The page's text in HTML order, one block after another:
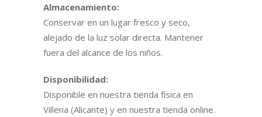
Almacenamiento:
Conservar en un lugar fresco y seco,
alejado de la luz solar directa. Mantener
fuera del alcance de los niños.
Disponibilidad:
Disponible en nuestra tienda física en
Villena (Alicante) y en nuestra tienda online.